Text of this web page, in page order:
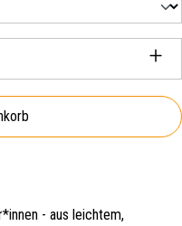
Wert ein oder
- aus leichtem,